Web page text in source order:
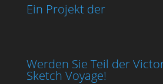
Ein Projekt der
Werden Sie Teil der
Sketch Voyage!